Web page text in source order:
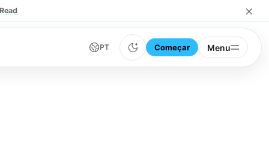
Read ×
PT Começar Menu